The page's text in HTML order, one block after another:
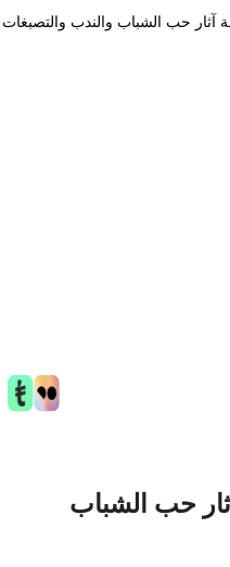
حب الشباب والندب والتصبغات
حب الشباب